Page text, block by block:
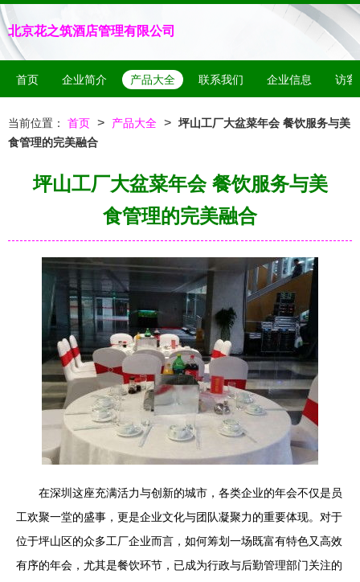
北京花之筑酒店管理有限公司
首页 企业简介 产品大全 联系我们 企业信息 访客
当前位置： 首页 > 产品大全 > 坪山工厂大盆菜年会 餐饮服务与美
食管理的完美融合
坪山工厂大盆菜年会 餐饮服务与美
食管理的完美融合
在深圳这座充满活力与创新的城市，各类企业的年会不仅是员
工欢聚一堂的盛事，更是企业文化与团队凝聚力的重要体现。对于
位于坪山区的众多工厂企业而言，如何筹划一场既富有特色又高效
有序的年会，尤其是餐饮环节，已成为行政与后勤管理部门关注的